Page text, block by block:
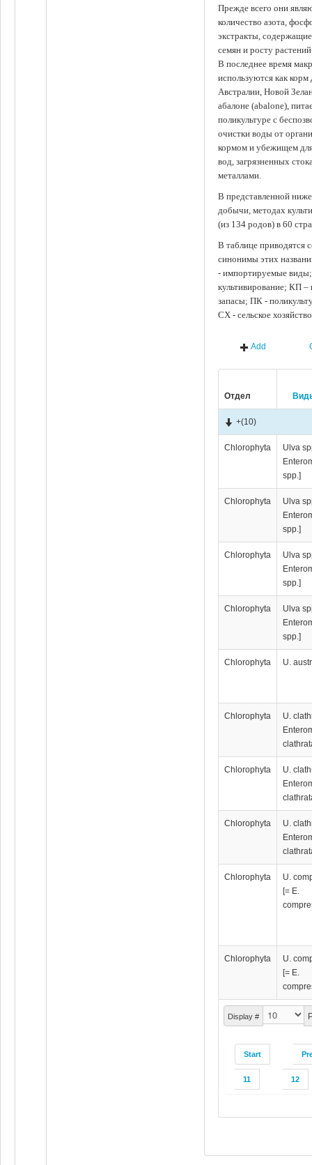
Прежде всего они
количество азота,
экстракты,
семян и росту
В последнее время
используются как
Австралии, Новой
абалоне (abalone),
поликультуре с
очистки воды от
кормом и убежищем
вод, загрязненных
металлами.
В представленной
добычи, методах
(из 134 родов) в 60
В таблице приводятся
синонимы этих
- импортируемые
культивирование; КП
запасы; ПК -
СХ - сельское
Add
Отдел
Display #
Start
11 12
+(10)
Chlorophyta
Ulva
spp.]
Chlorophyta
Ulva
spp.]
Chlorophyta
Ulva
spp.]
Chlorophyta
Ulva
spp.]
Chlorophyta U.
Chlorophyta
U.
Chlorophyta
U.
Chlorophyta
U.
Chlorophyta
U.
[= E.
Chlorophyta
U.
[= E.